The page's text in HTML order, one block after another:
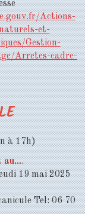
Actions-
et-
Gestion-
Arretes-cadre-
à 17h)
au....
19 mai 2025
Tel: 06 70